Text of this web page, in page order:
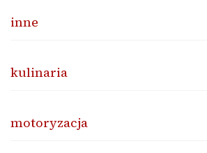
inne
kulinaria
motoryzacja